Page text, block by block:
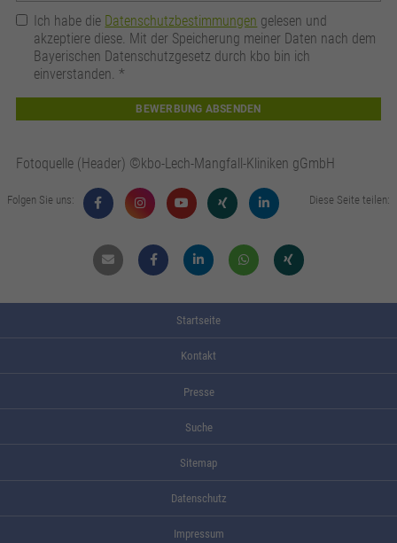
Ich habe die Datenschutzbestimmungen gelesen und
akzeptiere diese. Mit der Speicherung meiner Daten nach dem
Bayerischen Datenschutzgesetz durch kbo bin ich
einverstanden.*
BEWERBUNG ABSENDEN
Fotoquelle (Header) ©kbo-Lech-Mangfall-Kliniken gGmbH
Folgen Sie uns: Diese Seite teilen:
Mail FacebookLinkdin WhatsappXing
Startseite
Kontakt
Presse
Suche
Sitemap
Datenschutz
Impressum